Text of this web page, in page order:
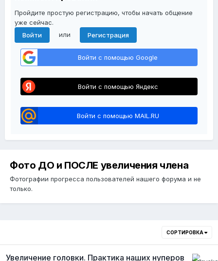
Пройдите простую регистрацию, чтобы начать общение
уже сейчас.
Войти
или Регистрация
Войти с помощью Google
Войти с помощью Яндекс
Войти с помощью MAIL.RU
Фото ДО и ПОСЛЕ увеличения члена
Фотографии прогресса пользователей нашего форума и не
только.
СОРТИРОВКА
Увеличение головки. Практика наших нуперов